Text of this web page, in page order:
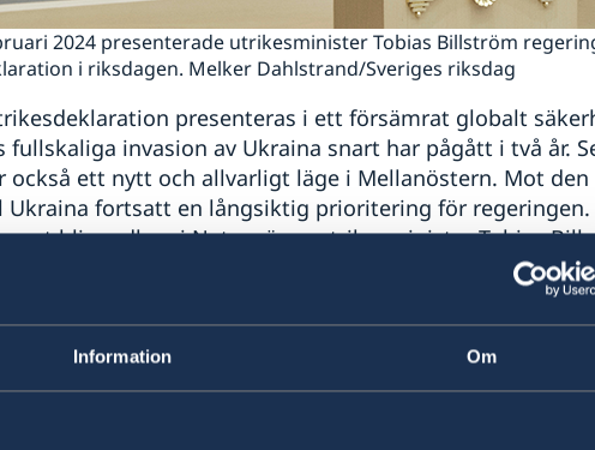
Information Om
2024 presenterade utrikesminister Tobias Billström
i riksdagen. Melker Dahlstrand/Sveriges riksdag
presenteras i ett försämrat globalt
fullskaliga invasion av Ukraina snart har pågått i två år.
också ett nytt och allvarligt läge i Mellanöstern. Mot
fortsatt en långsiktig prioritering för regeringen.
bli medlem i Nato, säger utrikesminister Tobias
utrikesministern att Sverige och EU inte ser
en förhandlad tvåstatslösning.
måste stoppas och den palestinska myndigheten
legitimitet, säger Tobias Billström.